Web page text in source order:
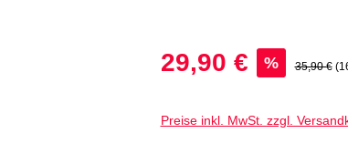
Verkaufspreis:
29,90 € % Regulärer
35,90 €
Preise inkl. MwSt. zzgl.